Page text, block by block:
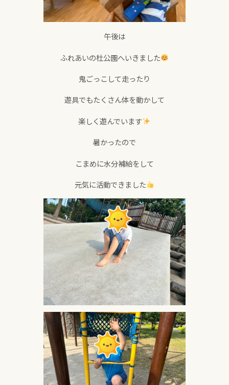
午後は
ふれあいの杜公園へいきました
鬼ごっこして走ったり
遊具でもたくさん体を動かして
楽しく遊んでいます
暑かったので
こまめに水分補給をして
元気に活動できました